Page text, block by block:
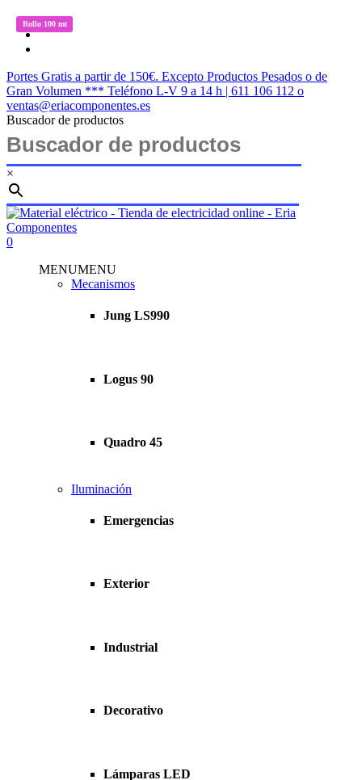
Saltar
contenido
twitter
facebook
Portes Gratis a partir de 150€. Excepto Productos Pesados o de
Gran Volumen *** Teléfono L-V 9 a 14 h | 611 106 112 o
ventas@eriacomponentes.es
Buscador de productos
×
Cerrar
búsqueda
buscar
account
0
MENUMENU
Mecanismos
Jung LS990
Logus 90
Quadro 45
Iluminación
Emergencias
Exterior
Industrial
Decorativo
Lámparas LED
Rollo 100 mt
Rollo 100 mt
Rollo 100 mt
Rollo 100 mt
Rollo 100 mt
Rollo 100 mt